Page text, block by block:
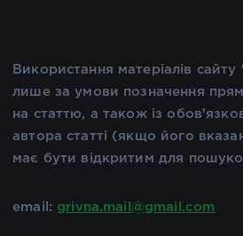
Використання матеріалів
лише за умови позначення
на статтю, а також із
автора статті (якщо його
має бути відкритим для
email: grivna.mail@gmail.com